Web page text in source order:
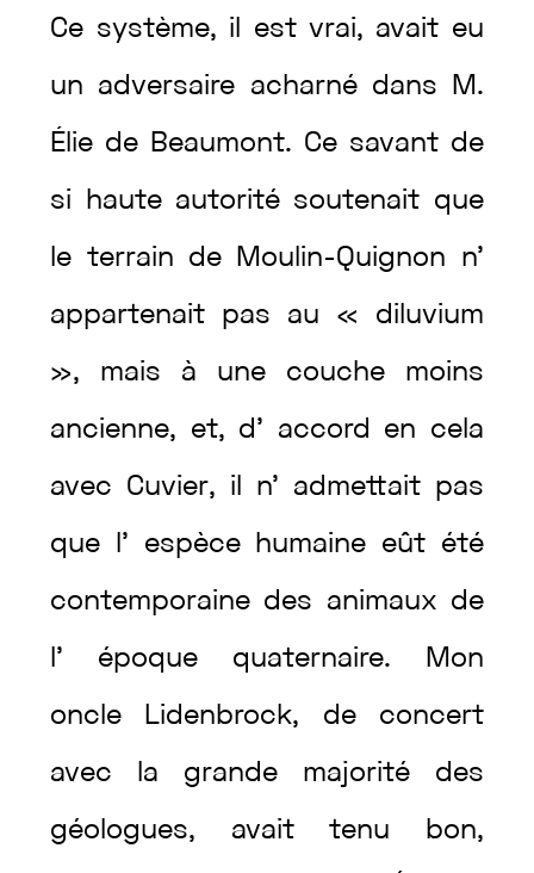
Ce système, il est vrai, avait eu
un adversaire acharné dans M.
Élie de Beaumont. Ce savant de
si haute autorité soutenait que
le terrain de Moulin-Quignon n’
appartenait pas au « diluvium
», mais à une couche moins
ancienne, et, d’ accord en cela
avec Cuvier, il n’ admettait pas
que l’ espèce humaine eût été
contemporaine des animaux de
l’ époque quaternaire. Mon
oncle Lidenbrock, de concert
avec la grande majorité des
géologues, avaittenu bon,